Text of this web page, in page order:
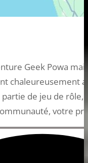
Geek Powa
chaleureusement
de jeu de
votre